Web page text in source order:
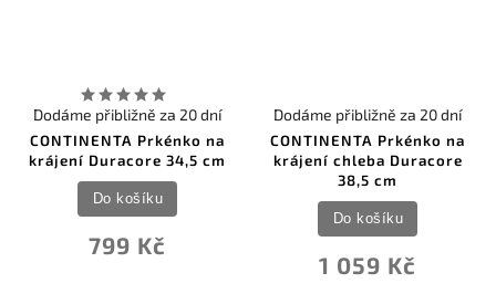
CONTINENTA Prkénko na
krájení Duracore 34,5 cm
Dodáme přibližně za 20 dní
799 Kč
Do košíku
CONTINENTA Prkénko na
krájení chleba Duracore
38,5 cm
Dodáme přibližně za 20 dní
1 059 Kč
Do košíku